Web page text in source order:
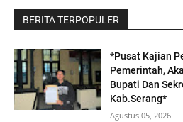
BERITA TERPOPULER
*Pusat Kajian
Pemerintah,
Bupati Dan
Kab.Serang*
Agustus 05, 2026